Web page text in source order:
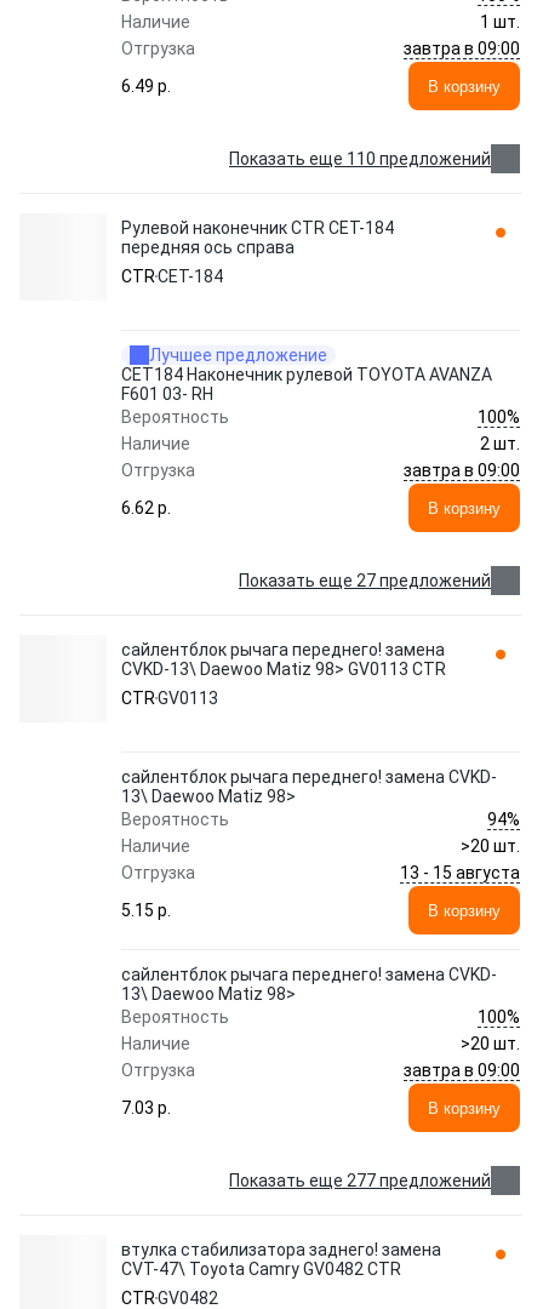
Наличие
1 шт.
Отгрузка
завтра в 09:00
6.49 p.
В корзину
Показать еще 110 предложений
Рулевой наконечник CTR CET-184
передняя ось справа
CTRCET-184
Лучшее предложение
CET184 Наконечник рулевой TOYOTA AVANZA
F601 03- RH
Вероятность
100%
Наличие
2 шт.
Отгрузка
завтра в 09:00
6.62 p.
В корзину
Показать еще 27 предложений
сайлентблок рычага переднего! замена
CVKD-13\ Daewoo Matiz 98> GV0113 CTR
CTRGV0113
сайлентблок рычага переднего! замена CVKD-
13\ Daewoo Matiz 98>
Вероятность
94%
Наличие
>20 шт.
Отгрузка
13 - 15 августа
5.15 p.
В корзину
сайлентблок рычага переднего! замена CVKD-
13\ Daewoo Matiz 98>
Вероятность
100%
Наличие
>20 шт.
Отгрузка
завтра в 09:00
7.03 p.
В корзину
Показать еще 277 предложений
втулка стабилизатора заднего! замена
CVT-47\ Toyota Camry GV0482 CTR
CTRGV0482